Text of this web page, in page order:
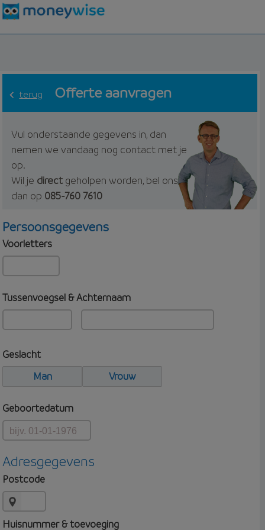
terug Offerte aanvragen
Vul onderstaande gegevens in, dan
nemen we vandaag nog contact met je
op.
Wil je directgeholpen worden, bel ons
dan op 085-760 7610
Persoonsgegevens
Voorletters
Tussenvoegsel & Achternaam
Geslacht
Man
Vrouw
Geboortedatum
Adresgegevens
Postcode
Huisnummer & toevoeging